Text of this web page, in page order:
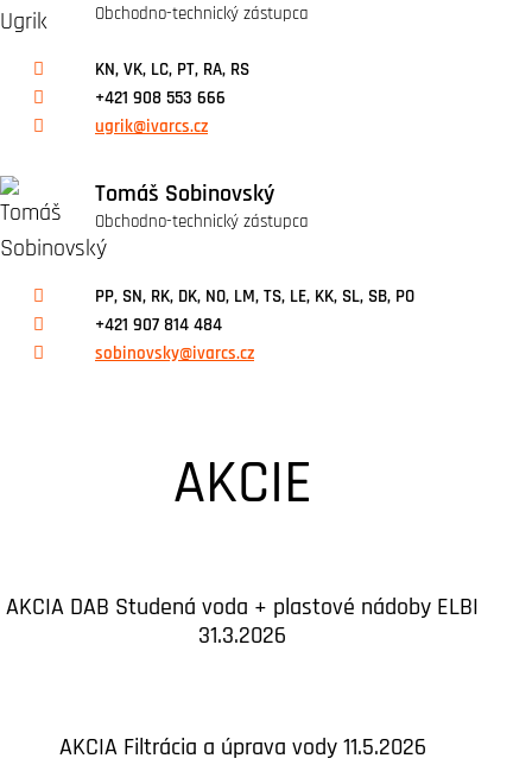
Obchodno-technický zástupca
KN, VK, LC, PT, RA, RS
+421 908 553 666
ugrik@ivarcs.cz
Tomáš Sobinovský
Obchodno-technický zástupca
PP, SN, RK, DK, NO, LM, TS, LE, KK, SL, SB, PO
+421 907 814 484
sobinovsky@ivarcs.cz
AKCIE
AKCIA DAB Studená voda + plastové nádoby ELBI
31.3.2026
AKCIA Filtrácia a úprava vody 11.5.2026